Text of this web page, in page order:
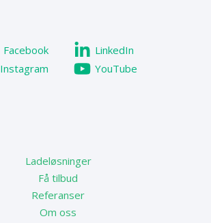
Facebook
LinkedIn
Instagram
YouTube
Ladeløsninger
Få tilbud
Referanser
Om oss